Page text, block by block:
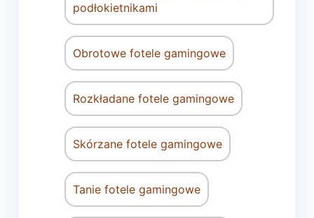
podłokietnikami
Obrotowe fotele gamingowe
Rozkładane fotele gamingowe
Skórzane fotele gamingowe
Tanie fotele gamingowe